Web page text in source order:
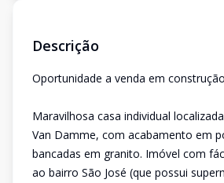
Descrição
Oportunidade a venda em
Maravilhosa casa individual
Van Damme, com acabamento em
bancadas em granito. Imóvel com
ao bairro São José (que possui